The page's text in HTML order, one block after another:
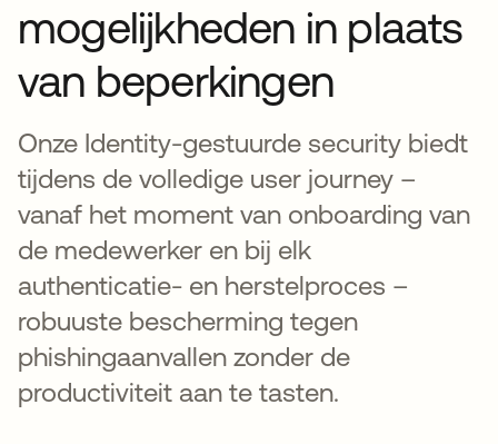
mogelijkheden in plaats
van beperkingen
Onze Identity-gestuurde security biedt
tijdens de volledige user journey –
vanaf het moment van onboarding van
de medewerker en bij elk
authenticatie- en herstelproces –
robuuste bescherming tegen
phishingaanvallen zonder de
productiviteit aan te tasten.